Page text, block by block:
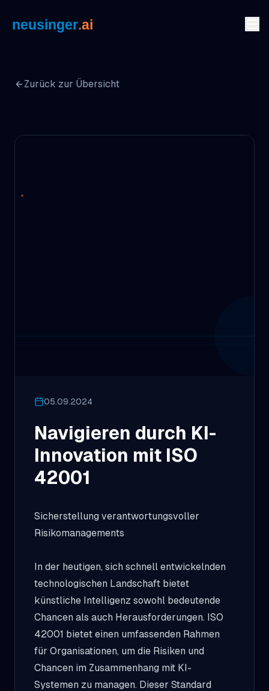
Zurück zur Übersicht
05.09.2024
Navigieren durch KI-
Innovation mit ISO
42001
Sicherstellung verantwortungsvoller
Risikomanagements
In der heutigen, sich schnell entwickelnden
technologischen Landschaft bietet
künstliche Intelligenz sowohl bedeutende
Chancen als auch Herausforderungen. ISO
42001 bietet einen umfassenden Rahmen
für Organisationen, um die Risiken und
Chancen im Zusammenhang mit KI-
Systemen zu managen. Dieser Standard